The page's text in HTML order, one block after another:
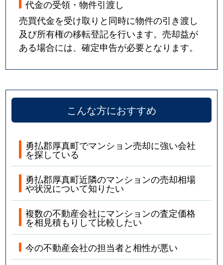
代金の受領・物件引渡し
売買代金を受け取りと同時に物件の引き渡し
及び所有権の移転登記を行います。売却益が
ある場合には、確定申告が必要となります。
こんな方におすすめ
勇払郡厚真町でマンション売却に強い会社
を探している
勇払郡厚真町近隣のマンションの売却相場
や状況について知りたい
複数の不動産会社にマンションの査定価格
を相見積もりして比較したい
今の不動産会社の担当者と相性が悪い